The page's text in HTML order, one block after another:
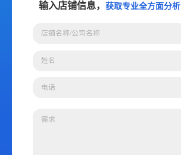
输入店铺信息，获取专业全方面分析